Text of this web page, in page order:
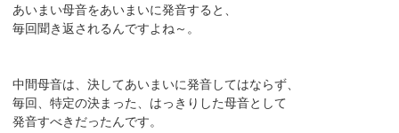
あいまい母音をあいまいに発音すると、
毎回聞き返されるんですよね～。
中間母音は、決してあいまいに発音してはならず、
毎回、特定の決まった、はっきりした母音として
発音すべきだったんです。